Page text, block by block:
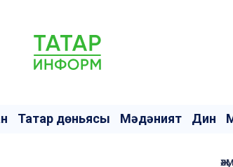
Татар дөньясы Мәдәният Дин